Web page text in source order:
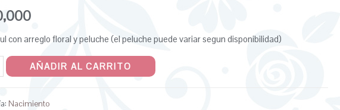
con arreglo floral y peluche (el peluche puede variar segun disponibilidad)
AÑADIR AL CARRITO
Nacimiento